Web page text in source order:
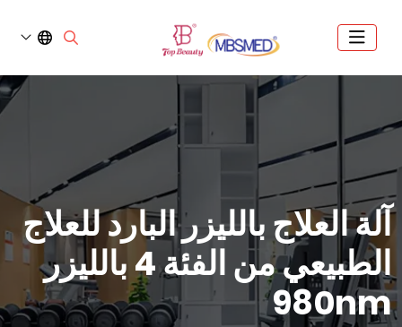
آلة العلاج بالليزر البارد للعلاج
الطبيعي من الفئة 4 بالليزر
980nm